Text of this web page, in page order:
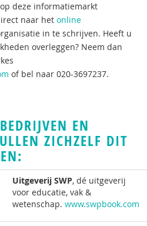
deze informatiemarkt
naar het online
in te schrijven. Heeft u
overleggen? Neem dan
of bel naar 020-3697237.
EN
ZICHZELF DIT
Uitgeverij SWP, dé uitgeverij
voor educatie, vak &
wetenschap. www.swpbook.com